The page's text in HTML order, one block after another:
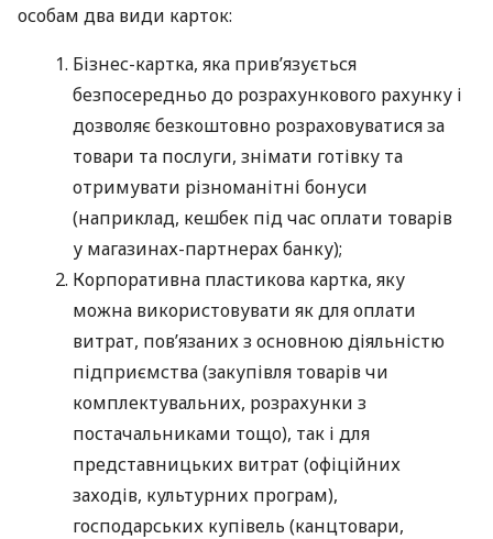
особам два види карток:
Бізнес-картка, яка прив’язується
безпосередньо до розрахункового рахунку і
дозволяє безкоштовно розраховуватися за
товари та послуги, знімати готівку та
отримувати різноманітні бонуси
(наприклад, кешбек під час оплати товарів
у магазинах-партнерах банку);
Корпоративна пластикова картка, яку
можна використовувати як для оплати
витрат, пов’язаних з основною діяльністю
підприємства (закупівля товарів чи
комплектувальних, розрахунки з
постачальниками тощо), так і для
представницьких витрат (офіційних
заходів, культурних програм),
господарських купівель (канцтовари,